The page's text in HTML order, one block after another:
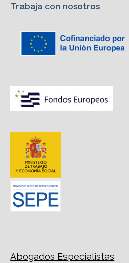
Trabaja con nosotros
Abogados Especialistas